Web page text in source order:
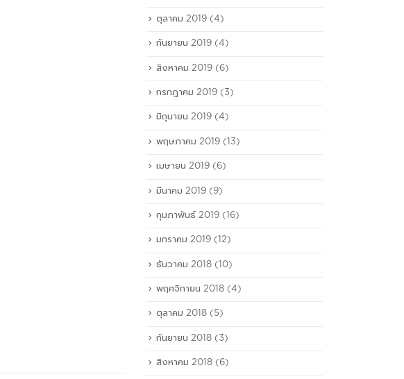
ตุลาคม 2019 (4)
กันยายน 2019 (4)
สิงหาคม 2019 (6)
กรกฎาคม 2019 (3)
มิถุนายน 2019 (4)
พฤษภาคม 2019 (13)
เมษายน 2019 (6)
มีนาคม 2019 (9)
กุมภาพันธ์ 2019 (16)
มกราคม 2019 (12)
ธันวาคม 2018 (10)
พฤศจิกายน 2018 (4)
ตุลาคม 2018 (5)
กันยายน 2018 (3)
สิงหาคม 2018 (6)